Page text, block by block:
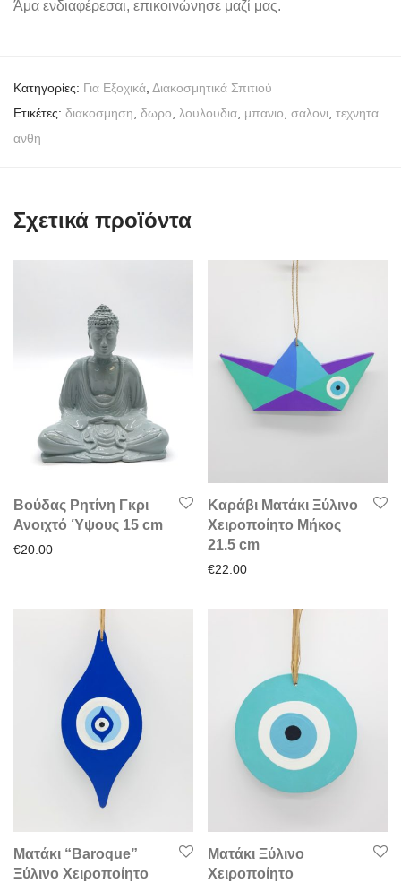
Άμα ενδιαφέρεσαι, επικοινώνησε μαζί μας.
Κατηγορίες: Για Εξοχικά Διακοσμητικά Σπιτιού
Ετικέτες: διακοσμηση δωρο λουλουδια μπανιο σαλονι τεχνητα
ανθη
Σχετικά προϊόντα
Βούδας Ρητίνη Γκρι
Ανοιχτό Ύψους 15 cm
€20.00
Καράβι Ματάκι Ξύλινο
Χειροποίητο Μήκος
21.5 cm
€22.00
Ματάκι “Baroque”
Ξύλινο Χειροποίητο
Ματάκι Ξύλινο
Χειροποίητο